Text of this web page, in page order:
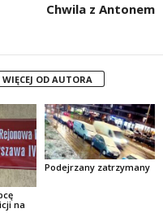
Chwila z Antonem
WIĘCEJ OD AUTORA
na
Podejrzany zatrzymany